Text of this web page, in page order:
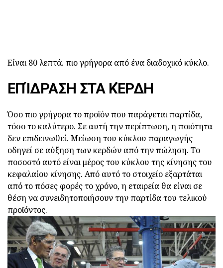
Είναι 80 λεπτά. πιο γρήγορα από ένα διαδοχικό κύκλο.
ΕΠΊΔΡΑΣΗ ΣΤΑ ΚΈΡΔΗ
Όσο πιο γρήγορα το προϊόν που παράγεται παρτίδα,
τόσο το καλύτερο. Σε αυτή την περίπτωση, η ποιότητα
δεν επιδεινωθεί. Μείωση του κύκλου παραγωγής
οδηγεί σε αύξηση των κερδών από την πώληση. Το
ποσοστό αυτό είναι μέρος του κύκλου της κίνησης του
κεφαλαίου κίνησης. Από αυτό το στοιχείο εξαρτάται
από το πόσες φορές το χρόνο, η εταιρεία θα είναι σε
θέση να συνειδητοποιήσουν την παρτίδα του τελικού
προϊόντος.